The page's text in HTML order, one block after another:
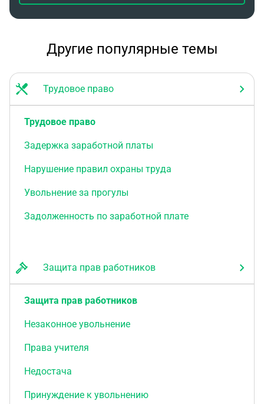
Другие популярные темы
Трудовое право
Трудовое право
Задержка заработной платы
Нарушение правил охраны труда
Увольнение за прогулы
Задолженность по заработной плате
Защита прав работников
Защита прав работников
Незаконное увольнение
Права учителя
Недостача
Принуждение к увольнению